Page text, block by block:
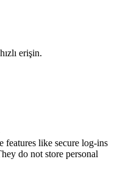
erişin.
features like secure log-ins
do not store personal